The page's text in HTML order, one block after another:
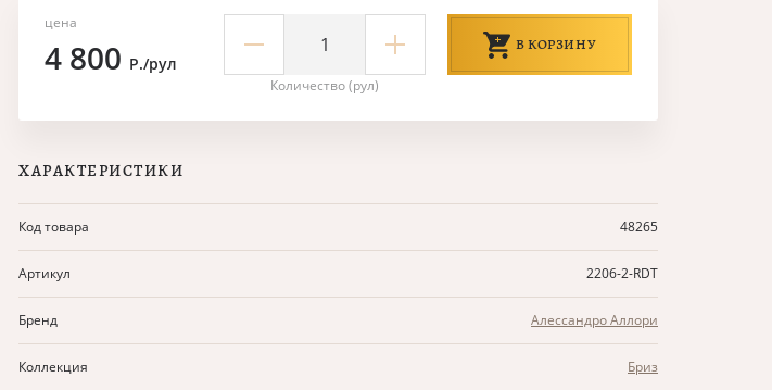
цена
4 800 Р./рул
Количество (рул)
В КОРЗИНУ
ХАРАКТЕРИСТИКИ
Код товара 48265
Артикул 2206-2-RDT
Бренд Алессандро Аллори
Коллекция Бриз